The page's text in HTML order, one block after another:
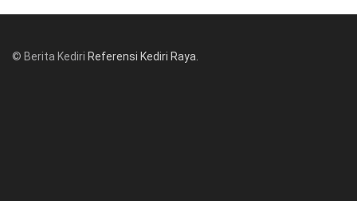
© Berita Kediri Referensi Kediri Raya